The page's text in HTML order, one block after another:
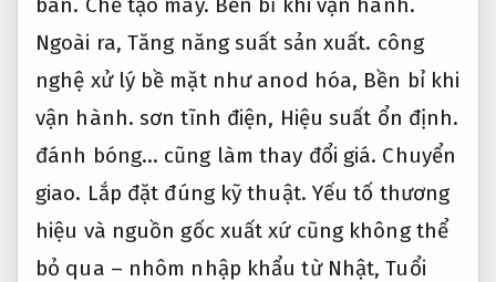
Ngoài ra, Tăng năng suất sản xuất. công
nghệ xử lý bề mặt như anod hóa, Bền bỉ khi
vận hành. sơn tĩnh điện, Hiệu suất ổn định.
đánh bóng… cũng làm thay đổi giá. Chuyển
giao. Lắp đặt đúng kỹ thuật. Yếu tố thương
hiệu và nguồn gốc xuất xứ cũng không thể
bỏ qua – nhôm nhập khẩu từ Nhật,Tuổi